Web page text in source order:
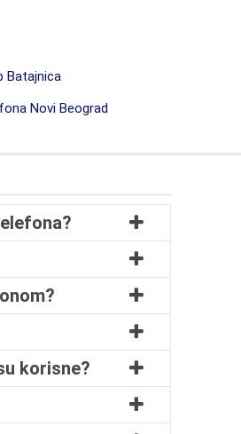
Batajnica
Novi Beograd
korisne?